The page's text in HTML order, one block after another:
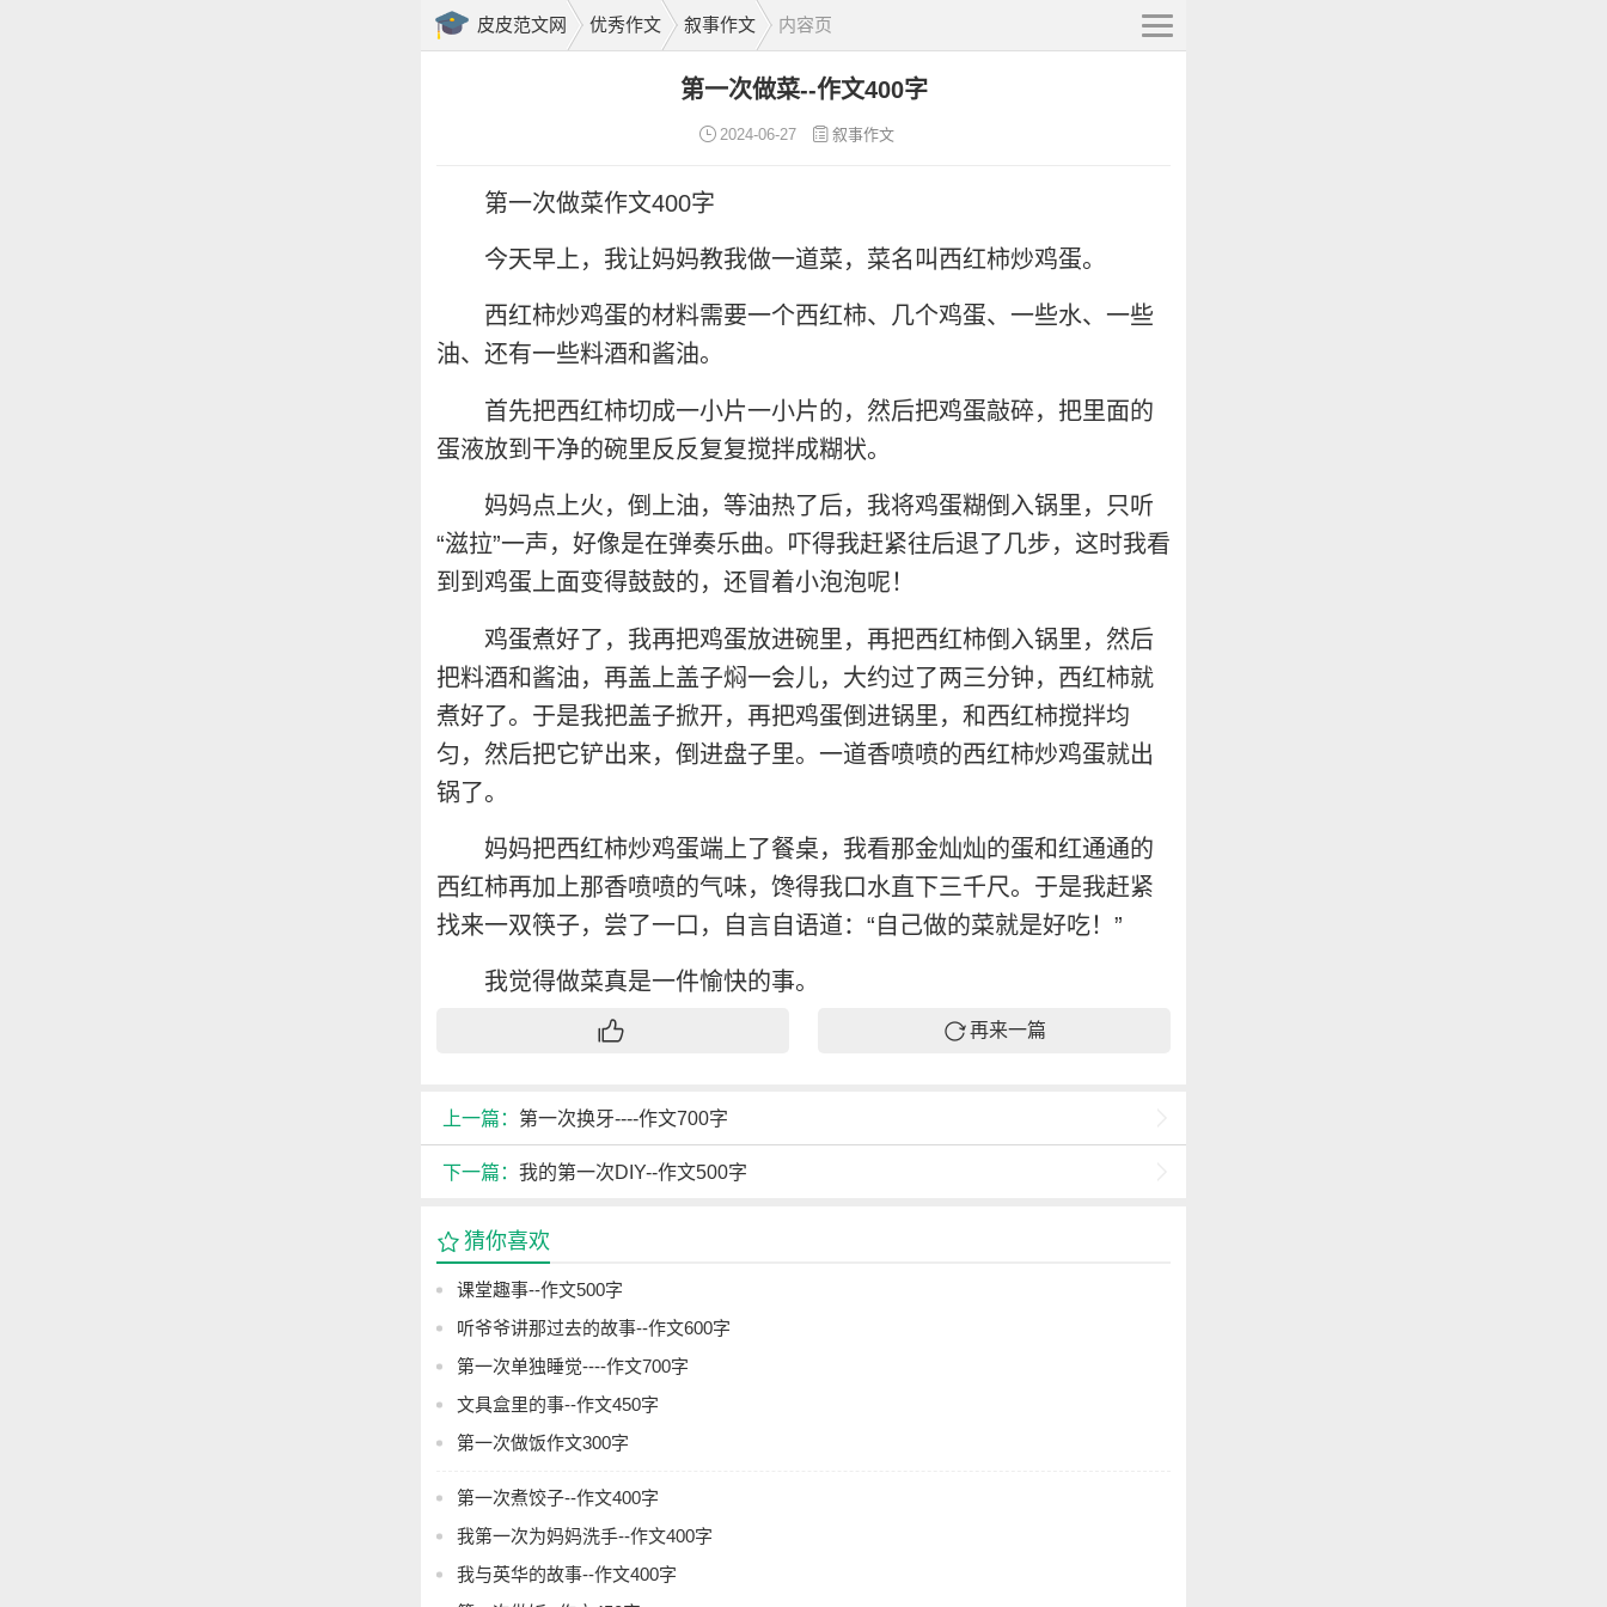
皮皮范文网 优秀作文 叙事作文 内容页
第一次做菜--作文400字
2024-06-27 叙事作文
第一次做菜作文400字
今天早上，我让妈妈教我做一道菜，菜名叫西红柿炒鸡蛋。
西红柿炒鸡蛋的材料需要一个西红柿、几个鸡蛋、一些水、一些
油、还有一些料酒和酱油。
首先把西红柿切成一小片一小片的，然后把鸡蛋敲碎，把里面的
蛋液放到干净的碗里反反复复搅拌成糊状。
妈妈点上火，倒上油，等油热了后，我将鸡蛋糊倒入锅里，只听
“滋拉”一声，好像是在弹奏乐曲。吓得我赶紧往后退了几步，这时我看
到到鸡蛋上面变得鼓鼓的，还冒着小泡泡呢！
鸡蛋煮好了，我再把鸡蛋放进碗里，再把西红柿倒入锅里，然后
把料酒和酱油，再盖上盖子焖一会儿，大约过了两三分钟，西红柿就
煮好了。于是我把盖子掀开，再把鸡蛋倒进锅里，和西红柿搅拌均
匀，然后把它铲出来，倒进盘子里。一道香喷喷的西红柿炒鸡蛋就出
锅了。
妈妈把西红柿炒鸡蛋端上了餐桌，我看那金灿灿的蛋和红通通的
西红柿再加上那香喷喷的气味，馋得我口水直下三千尺。于是我赶紧
找来一双筷子，尝了一口，自言自语道：“自己做的菜就是好吃！”
我觉得做菜真是一件愉快的事。
再来一篇
上一篇： 第一次换牙----作文700字
下一篇： 我的第一次DIY--作文500字
猜你喜欢
课堂趣事--作文500字
听爷爷讲那过去的故事--作文600字
第一次单独睡觉----作文700字
文具盒里的事--作文450字
第一次做饭作文300字
第一次煮饺子--作文400字
我第一次为妈妈洗手--作文400字
我与英华的故事--作文400字